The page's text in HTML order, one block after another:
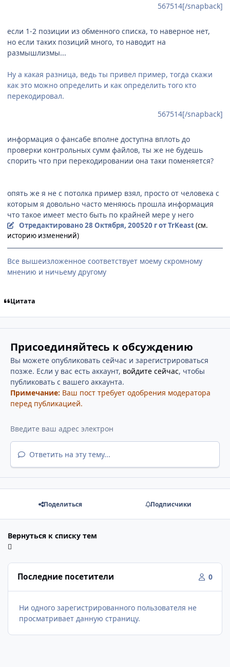
567514[/snapback]
если 1-2 позиции из обменного списка, то наверное нет,
но если таких позиций много, то наводит на
размышлизмы...
Ну а какая разница, ведь ты привел пример, тогда скажи
как это можно определить и как определить того кто
перекодировал.
567514[/snapback]
информация о фансабе вполне доступна вплоть до
проверки контрольных сумм файлов, ты же не будешь
спорить что при перекодировании она таки поменяется?
опять же я не с потолка пример взял, просто от человека с
которым я довольно часто меняюсь прошла информация
что такое имеет место быть по крайней мере у него
Отредактировано28 Октября, 200520 гот TrKeast(см.
историю изменений)
Все вышеизложенное соответствует моему скромному
мнению и ничьему другому
Цитата
Присоединяйтесь к обсуждению
Вы можете опубликовать сейчас и зарегистрироваться
позже. Если у вас есть аккаунт, войдите сейчас, чтобы
публиковать с вашего аккаунта.
Примечание: Ваш пост требует одобрения модератора
перед публикацией.
Ответить на эту тему...
Поделиться Подписчики
Вернуться к списку тем
Последние посетители 0
Ни одного зарегистрированного пользователя не
просматривает данную страницу.